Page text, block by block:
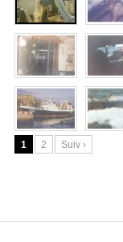
1 2 Suiv ›